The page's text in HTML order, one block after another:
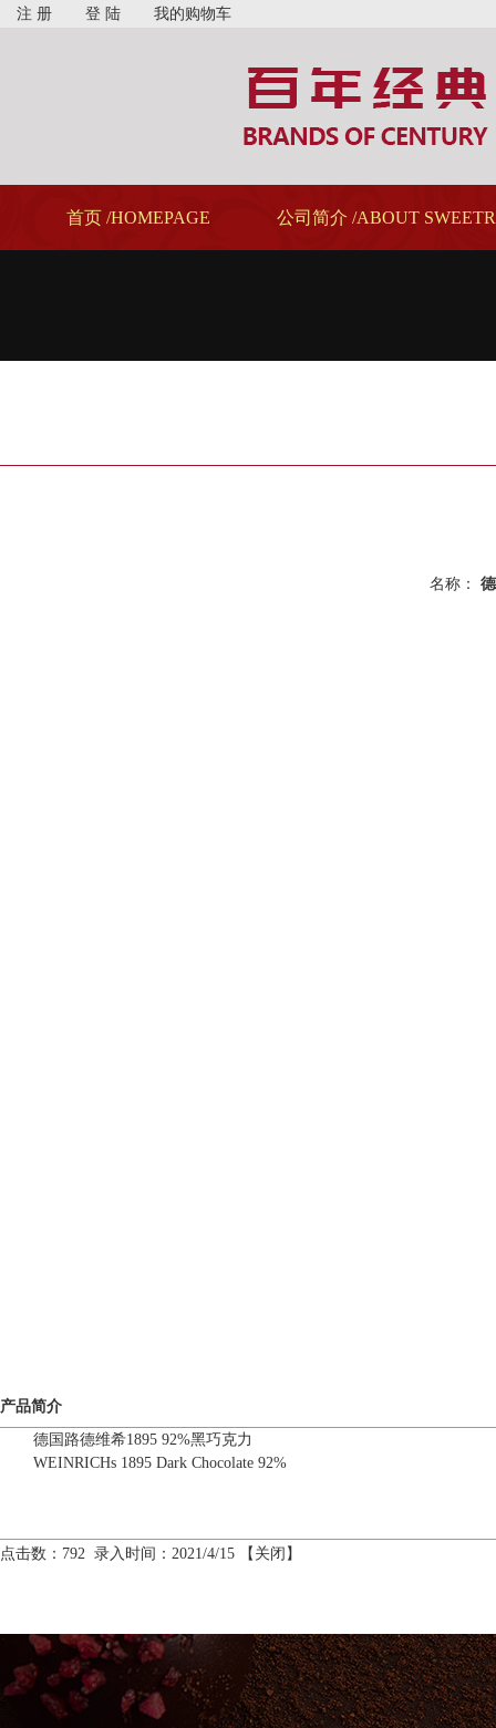
注 册 登 陆 我的购物车
首页 /HOMEPAGE 公司简介 /ABOUT
名称：
产品简介
德国路德维希1895 92%黑巧克力
WEINRICHs 1895 Dark Chocolate 92%
点击数：792 录入时间：2021/4/15 【 关闭 】